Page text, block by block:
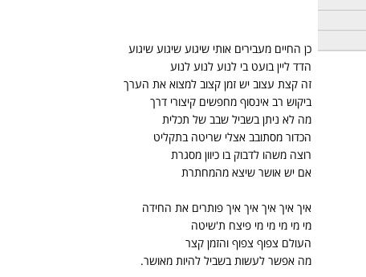
כן החיים מעבירים אותי שיגוע שיגוע שיגוע
הדד ליין בועט בי לנוע לנוע לנוע
זה קצת עצוב יש זמן קצוב למצוא את הערך
ביקוש רב אינסוף מחפשים קיצורי דרך
מה לא ניתן בשביל שבב של תכלית
הכדור מסתובב אצלי שריטה בתקליט
רוצה משהו לדבוק בו כיוון מסגרת
אם יש אושר שיצא מהמחתרת
איך איך איך איך איך פותרים את החידה
מי מי מי מי מי פיצח ת'שיטה
העולם צפוף צפוף והזמן קצר
מה אפשר לעשות בשביל להיות מאושר.